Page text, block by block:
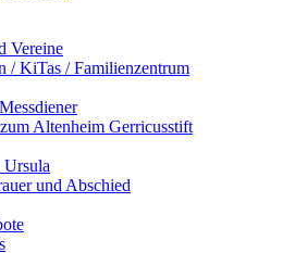
Vereine
/ KiTas / Familienzentrum
Altenheim Gerricusstift
Ursula
und Abschied